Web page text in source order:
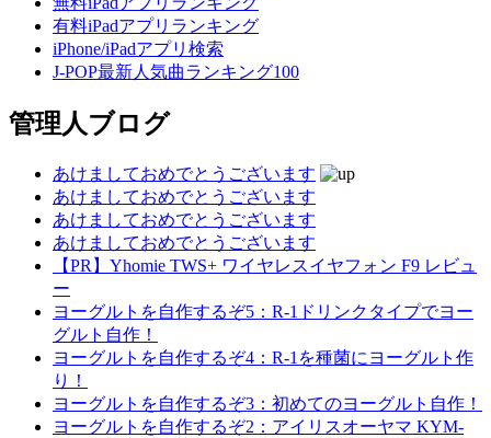
有料iPadアプリランキング
iPhone/iPadアプリ検索
J-POP最新人気曲ランキング100
管理人ブログ
あけましておめでとうございます
あけましておめでとうございます
あけましておめでとうございます
あけましておめでとうございます
【PR】Yhomie TWS+ ワイヤレスイヤフォン F9 レビュ
ー
ヨーグルトを自作するぞ5：R-1ドリンクタイプでヨー
グルト自作！
ヨーグルトを自作するぞ4：R-1を種菌にヨーグルト作
り！
ヨーグルトを自作するぞ3：初めてのヨーグルト自作！
ヨーグルトを自作するぞ2：アイリスオーヤマ KYM-